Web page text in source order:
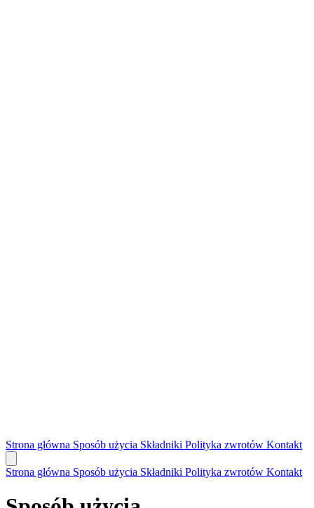
Strona główna Sposób użycia Składniki Polityka zwrotów Kontakt
Strona główna Sposób użycia Składniki Polityka zwrotów Kontakt